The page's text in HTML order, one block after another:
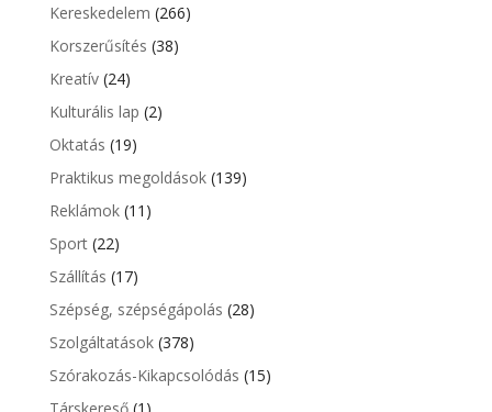
Kereskedelem (266)
Korszerűsítés (38)
Kreatív(24)
Kulturális lap (2)
Oktatás (19)
Praktikus megoldások(139)
Reklámok(11)
Sport(22)
Szállítás (17)
Szépség, szépségápolás (28)
Szolgáltatások(378)
Szórakozás-Kikapcsolódás (15)
Társkereső(1)